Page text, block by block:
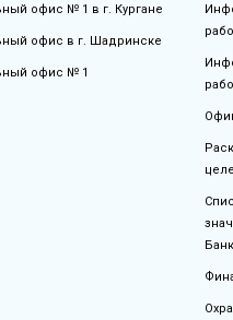
офис № 1 в г. Кургане
офис в г. Шадринске
офис № 1
Банк